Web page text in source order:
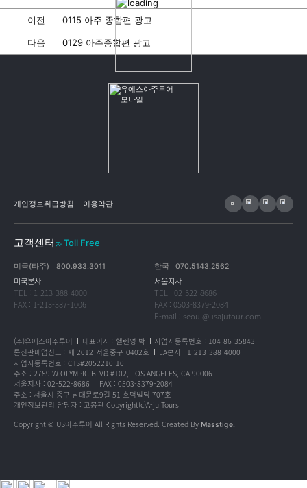
이전 0115 아주 종합편 광고
다음 0129 아주종합편 광고
개인정보취급방침 이용약관
고객센터 Toll Free
미국(타주) 800.933.3011
미국본사
TEL : 1-213-388-4000
FAX : 1-213-387-1006
한국 070.5143.2562
서울지사
TEL : 02-522-8686
FAX : 0503-8379-2084
E-mail : seoul@usajutour.com
(주)유에스아주투어 대표이사 : 헬렌영 박
사업자등록번호 : 104-86-35843
통신판매업신고 : 제 2012-서울중구-0402호
LA본사 : 1-213-388-4000
사업자등록번호 : CTS#2052210-10
주소 : 2789 W OLYMPIC BLVD #102, LOS ANGELES, CA 90006
서울지사 : 02-522-8686
FAX : 0503-8379-2084
주소 : 서울시 중구 남대문로9길 51 효덕빌딩 707호
개인정보관리 담당자 : 고봉관 Copyright(c)A-ju Tours
Copyright © US아주투어 All Rights Reserved. Created By Masstige.